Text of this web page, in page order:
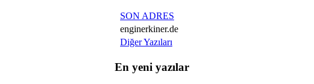
SON ADRES
enginerkiner.de
Diğer Yazıları
En yeni yazılar